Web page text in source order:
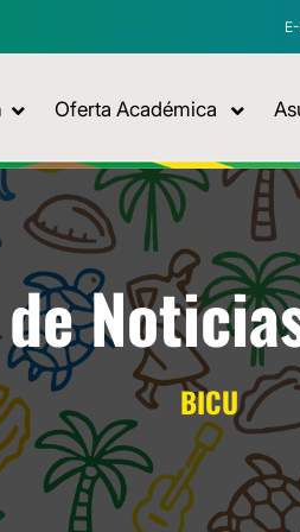
Oferta Académica
BICU